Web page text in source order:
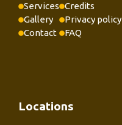
Services
Gallery
Contact
Credits
Privacy policy
FAQ
Locations